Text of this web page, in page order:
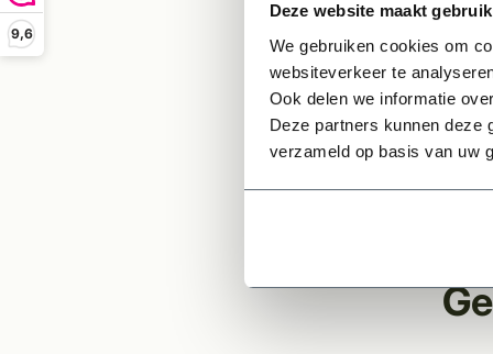
Deze website maakt
We gebruiken cookies om
websiteverkeer te
Ook delen we informatie
Deze partners kunnen deze
verzameld op basis van uw
9,6
Let
of
Dit
Wilt